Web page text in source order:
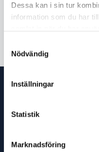
Dessa kan i sin tur
information som du har
Nödvändig
Inställningar
Statistik
Marknadsföring
RING FÖR PRIS